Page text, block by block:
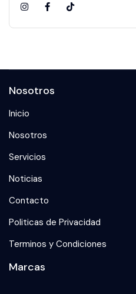
Nosotros
Inicio
Nosotros
Servicios
Noticias
Contacto
Politicas de Privacidad
Terminos y Condiciones
Marcas